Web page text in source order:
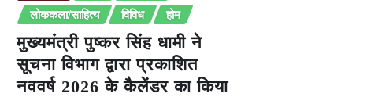
लोककला/साहित्य
विविध होम
मुख्यमंत्री पुष्कर सिंह धामी ने
सूचना विभाग द्वारा प्रकाशित
नववर्ष 2026 के कैलेंडर का किया